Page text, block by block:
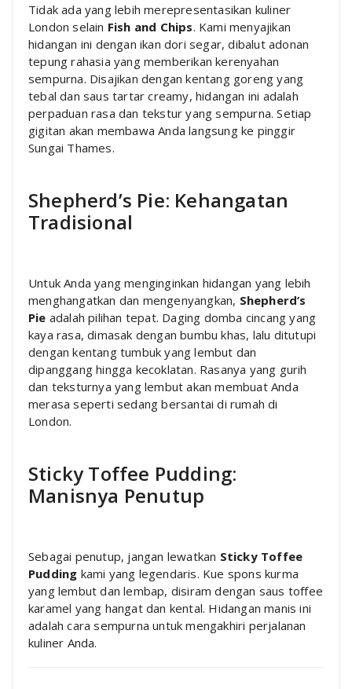
Tidak ada yang lebih merepresentasikan kuliner
London selain Fish and Chips. Kami menyajikan
hidangan ini dengan ikan dori segar, dibalut adonan
tepung rahasia yang memberikan kerenyahan
sempurna. Disajikan dengan kentang goreng yang
tebal dan saus tartar creamy, hidangan ini adalah
perpaduan rasa dan tekstur yang sempurna. Setiap
gigitan akan membawa Anda langsung ke pinggir
Sungai Thames.
Shepherd’s Pie: Kehangatan
Tradisional
Untuk Anda yang menginginkan hidangan yang lebih
menghangatkan dan mengenyangkan, Shepherd’s
Pie adalah pilihan tepat. Daging domba cincang yang
kaya rasa, dimasak dengan bumbu khas, lalu ditutupi
dengan kentang tumbuk yang lembut dan
dipanggang hingga kecoklatan. Rasanya yang gurih
dan teksturnya yang lembut akan membuat Anda
merasa seperti sedang bersantai di rumah di
London.
Sticky Toffee Pudding:
Manisnya Penutup
Sebagai penutup, jangan lewatkan Sticky Toffee
Pudding kami yang legendaris. Kue spons kurma
yang lembut dan lembap, disiram dengan saus toffee
karamel yang hangat dan kental. Hidangan manis ini
adalah cara sempurna untuk mengakhiri perjalanan
kuliner Anda.